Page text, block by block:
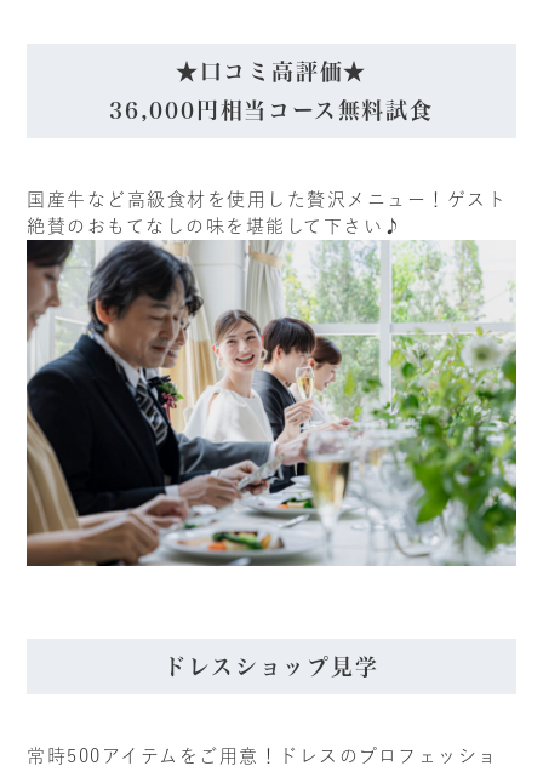
★口コミ高評価★
36,000円相当コース無料試食
国産牛など高級食材を使用した贅沢メニュー！ゲスト
絶賛のおもてなしの味を堪能して下さい♪
ドレスショップ見学
常時500アイテムをご用意！ドレスのプロフェッショ